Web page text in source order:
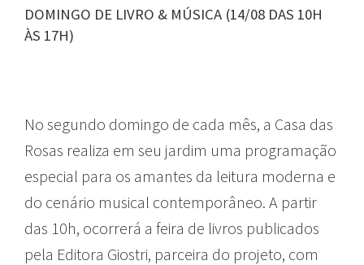
DOMINGO DE LIVRO & MÚSICA (14/08 DAS 10H
ÀS 17H)
No segundo domingo de cada mês, a Casa das
Rosas realiza em seu jardim uma programação
especial para os amantes da leitura moderna e
do cenário musical contemporâneo. A partir
das 10h, ocorrerá a feira de livros publicados
pela Editora Giostri, parceira do projeto, com